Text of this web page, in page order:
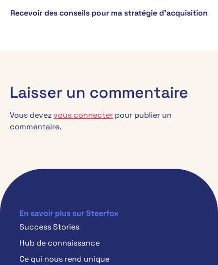
Recevoir des conseils pour ma stratégie d’acquisition
Laisser un commentaire
Vous devezvous connecter pour publier un
commentaire.
En savoir plus sur Steerfox
Success Stories
Hub de connaissance
Ce qui nous rend unique